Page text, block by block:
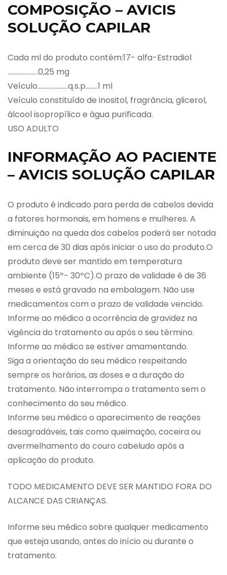
COMPOSIÇÃO – AVICIS
SOLUÇÃO CAPILAR
Cada ml do produto contém:17- alfa-Estradiol
………………..0,25 mg
Veículo………………..q.s.p……..1 ml
Veículo constituído de inositol, fragrância, glicerol,
álcool isopropílico e água purificada.
USO ADULTO
INFORMAÇÃO AO PACIENTE
– AVICIS SOLUÇÃO CAPILAR
O produto é indicado para perda de cabelos devida
a fatores hormonais, em homens e mulheres. A
diminuição na queda dos cabelos poderá ser notada
em cerca de 30 dias após iniciar o uso do produto.O
produto deve ser mantido em temperatura
ambiente (15º- 30ºC).O prazo de validade é de 36
meses e está gravado na embalagem. Não use
medicamentos com o prazo de validade vencido.
Informe ao médico a ocorrência de gravidez na
vigência do tratamento ou após o seu término.
Informe ao médico se estiver amamentando.
Siga a orientação do seu médico respeitando
sempre os horários, as doses e a duração do
tratamento. Não interrompa o tratamento sem o
conhecimento do seu médico.
Informe seu médico o aparecimento de reações
desagradáveis, tais como queimação, coceira ou
avermelhamento do couro cabeludo após a
aplicação do produto.
TODO MEDICAMENTO DEVE SER MANTIDO FORA DO
ALCANCE DAS CRIANÇAS.
Informe seu médico sobre qualquer medicamento
que esteja usando, antes do início ou durante o
tratamento.